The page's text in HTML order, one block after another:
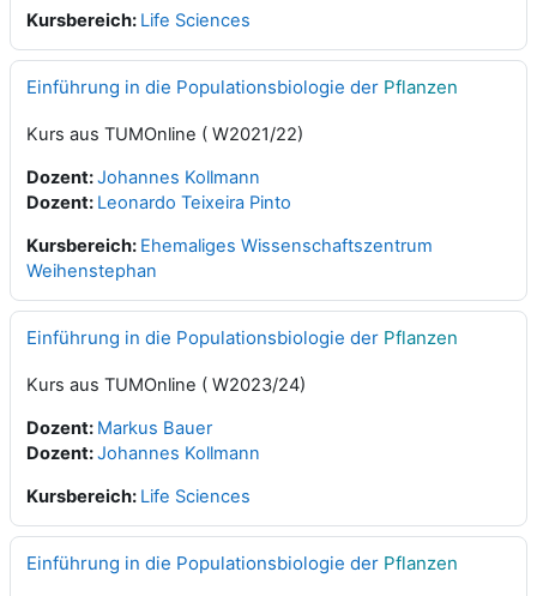
Kursbereich: Life Sciences
Einführung in die Populationsbiologie der Pflanzen
Kurs aus TUMOnline ( W2021/22)
Dozent:Johannes Kollmann
Dozent: Leonardo Teixeira Pinto
Kursbereich: Ehemaliges Wissenschaftszentrum
Weihenstephan
Einführung in die Populationsbiologie der Pflanzen
Kurs aus TUMOnline ( W2023/24)
Dozent: Markus Bauer
Dozent:Johannes Kollmann
Kursbereich: Life Sciences
Einführung in die Populationsbiologie der Pflanzen